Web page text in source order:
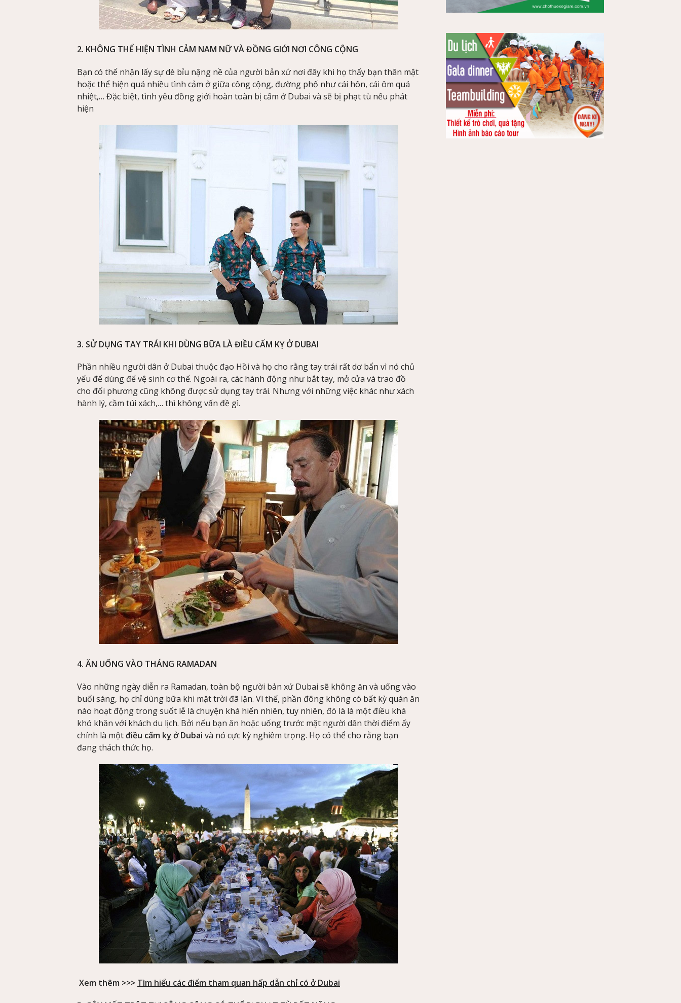
2. KHÔNG THỂ HIỆN TÌNH CẢM NAM NỮ VÀ ĐỒNG GIỚI NƠI CÔNG CỘNG
Bạn có thể nhận lấy sự dè bỉu nặng nề của người bản xứ nơi đây khi họ thấy bạn thân mật
hoặc thể hiện quá nhiều tình cảm ở giữa công cộng, đường phố như cái hôn, cái ôm quá
nhiệt,… Đặc biệt, tình yêu đồng giới hoàn toàn bị cấm ở Dubai và sẽ bị phạt tù nếu phát
hiện
3. SỬ DỤNG TAY TRÁI KHI DÙNG BỮA LÀ ĐIỀU CẤM KỴ Ở DUBAI
Phần nhiều người dân ở Dubai thuộc đạo Hồi và họ cho rằng tay trái rất dơ bẩn vì nó chủ
yếu để dùng để vệ sinh cơ thể. Ngoài ra, các hành động như bắt tay, mở cửa và trao đồ
cho đối phương cũng không được sử dụng tay trái. Nhưng với những việc khác như xách
hành lý, cầm túi xách,… thì không vấn đề gì.
4. ĂN UỐNG VÀO THÁNG RAMADAN
Vào những ngày diễn ra Ramadan, toàn bộ người bản xứ Dubai sẽ không ăn và uống vào
buổi sáng, họ chỉ dùng bữa khi mặt trời đã lặn. Vì thế, phần đông không có bất kỳ quán ăn
nào hoạt động trong suốt lễ là chuyện khá hiển nhiên, tuy nhiên, đó là là một điều khá
khó khăn với khách du lịch. Bởi nếu bạn ăn hoặc uống trước mặt người dân thời điểm ấy
chính là mộtđiều cấm kỵ ở Dubai và nó cực kỳ nghiêm trọng. Họ có thể cho rằng bạn
đang thách thức họ.
Xem thêm >>> Tìm hiểu các điểm tham quan hấp dẫn chỉ có ở Dubai